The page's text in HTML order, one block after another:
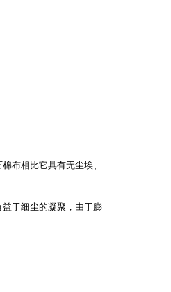
布相比它具有无尘埃、
于细尘的凝聚，由于膨